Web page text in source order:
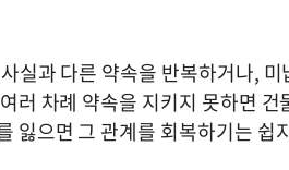
실과 다른 약속을 반복하거나, 미
러 차례 약속을 지키지 못하면 건
잃으면 그 관계를 회복하기는 쉽